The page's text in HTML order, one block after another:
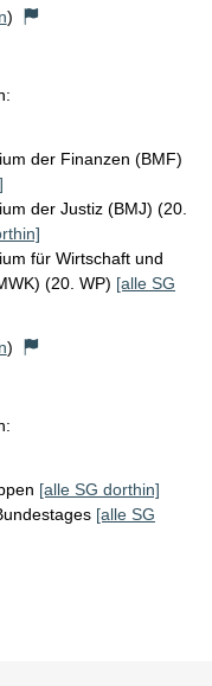
)
der Finanzen (BMF)
der Justiz (BMJ) (20.
für Wirtschaft und
(20. WP) [alle SG
)
[alle SG dorthin]
[alle SG